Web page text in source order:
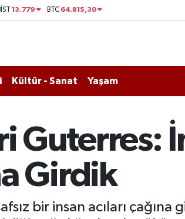
13.779 BTC 64.815,30
Kültür - Sanat Yaşam
Guterres:
Girdik
bir insan acıları çağına